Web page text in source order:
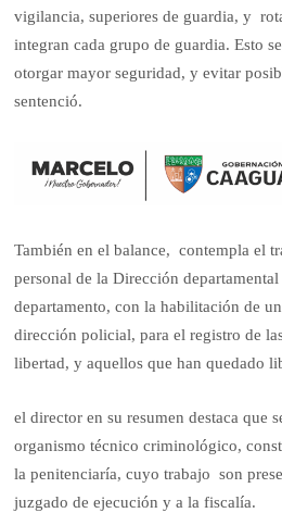
vigilancia, superiores de guardia, y
integran cada grupo de guardia. Esto
otorgar mayor seguridad, y evitar
sentenció.
También en el balance, contempla el
personal de la Dirección
departamento, con la habilitación de
dirección policial, para el registro de
libertad, y aquellos que han quedado
el director en su resumen destaca que
organismo técnico criminológico,
la penitenciaría, cuyo trabajo son
juzgado de ejecución y a la fiscalía.